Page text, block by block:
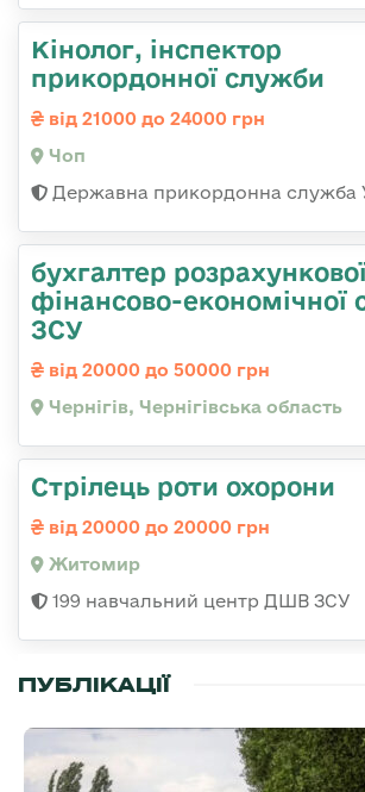
Кінолог, інспектор
прикордонної служби
від 21000 до 24000 грн
Чоп
Державна прикордонна служба
бухгалтер
фінансово-економічної
ЗСУ
від 20000 до 50000 грн
Чернігів, Чернігівська область
Стрілець роти охорони
від 20000 до 20000 грн
Житомир
199 навчальний центр ДШВ ЗСУ
ПУБЛІКАЦІЇ